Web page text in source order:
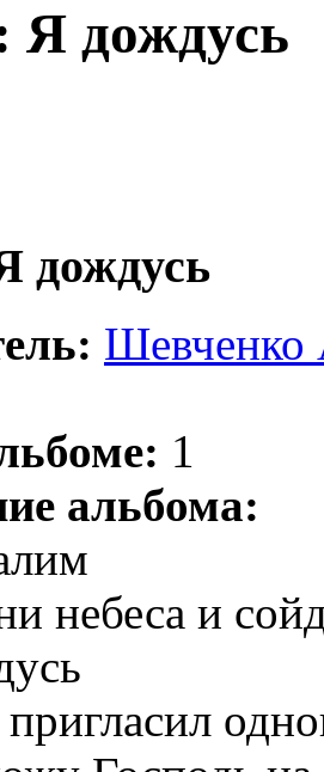
Я дождусь
дождусь
Шевченко
1
альбома:
небеса и